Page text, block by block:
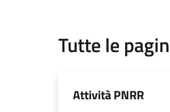
Tutte le
Attività PNRR